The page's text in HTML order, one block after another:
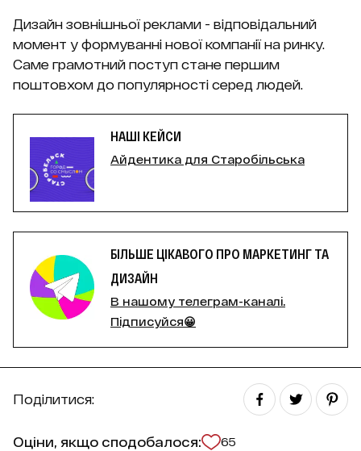
Дизайн зовнішньої реклами - відповідальний
момент у формуванні нової компанії на ринку.
Саме грамотний поступ стане першим
поштовхом до популярності серед людей.
НАШІ КЕЙСИ
Айдентика для Старобільська
БІЛЬШЕ ЦІКАВОГО ПРО МАРКЕТИНГ ТА
ДИЗАЙН
В нашому телеграм-каналі.
Підписуйся😀
Поділитися:
Оціни, якщо сподобалося: 65